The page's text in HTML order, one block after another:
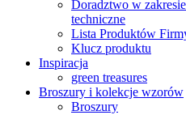
Doradztwo w
techniczne
Lista Produktów
Klucz produktu
Inspiracja
green treasures
Broszury i kolekcje wzorów
Broszury